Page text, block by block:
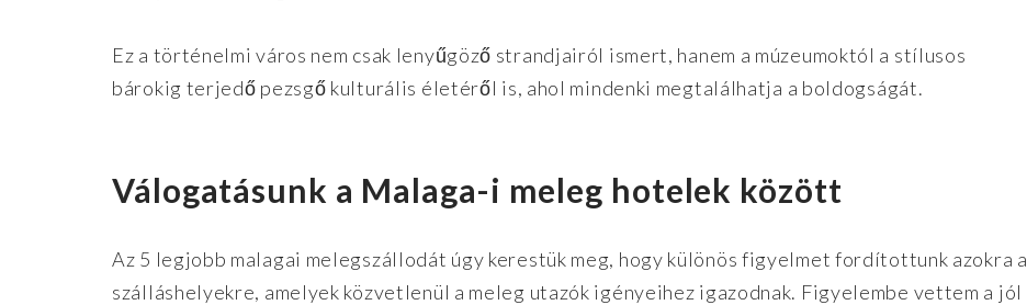
Ez a történelmi város nem csak lenyűgöző strandjairól ismert, hanem a múzeumoktól a stílusos
bárokig terjedő pezsgő kulturális életéről is, ahol mindenki megtalálhatja a boldogságát.
Válogatásunk a Malaga-i meleg hotelek között
Az 5 legjobb malagai melegszállodát úgy kerestük meg, hogy különös figyelmet fordítottunk azokra a
szálláshelyekre, amelyek közvetlenül a meleg utazók igényeihez igazodnak. Figyelembe vettem a jól